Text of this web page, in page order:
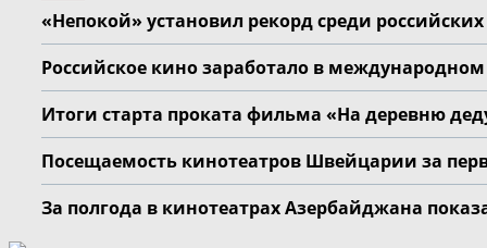
«Непокой» установил рекорд среди
Российское кино заработало в
Итоги старта проката фильма «На деревню
Посещаемость кинотеатров Швейцарии за
За полгода в кинотеатрах Азербайджана